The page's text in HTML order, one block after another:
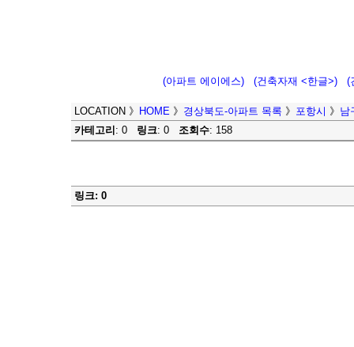
(아파트 에이에스) (건축자재 <한글>) (
LOCATION 》 HOME 》 경상북도-아파트 목록 》 포항시 》 남
카테고리 : 0 링크: 0 조회수: 158
링크: 0